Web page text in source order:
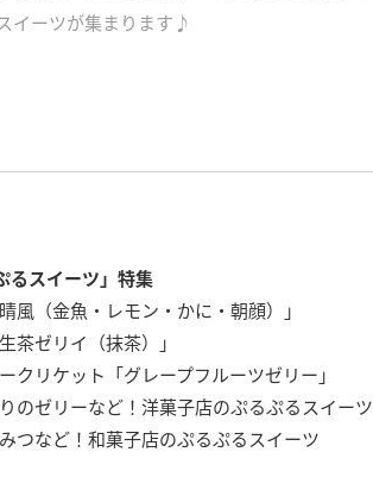
イーツが集まります♪
るスイーツ」特集
風（金魚・レモン・かに・朝顔）」
茶ゼリイ（抹茶）」
クリケット「グレープフルーツゼリー」
のゼリーなど！洋菓子店のぷるぷるスイーツ
つなど！和菓子店のぷるぷるスイーツ